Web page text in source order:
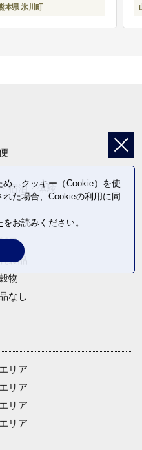
本県 氷川町
宿泊・体験
品
製品
物
なし
リア
リア
リア
リア
、クッキー（Cookie）を使
た場合、Cookieの利用に同
をお読みください。